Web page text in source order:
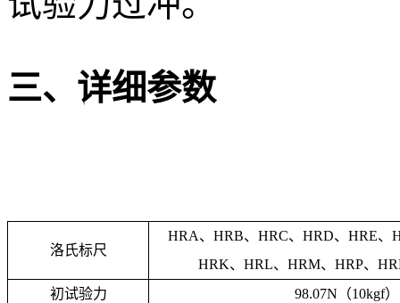
三、详细参数
洛氏标尺
HRA、HRB、HRC、HRD、HRE、
HRK、HRL、HRM、HRP、
初试验力
98.07N（10kgf）